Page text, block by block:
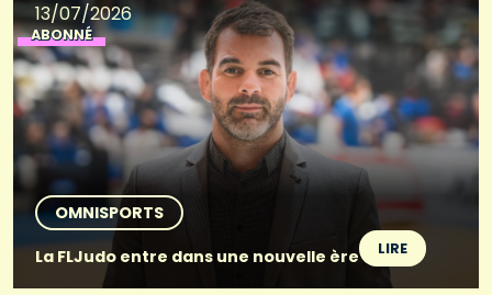
13/07/2026
ABONNÉ
OMNISPORTS
La FLJudo entre dans une nouvelle ère
LIRE